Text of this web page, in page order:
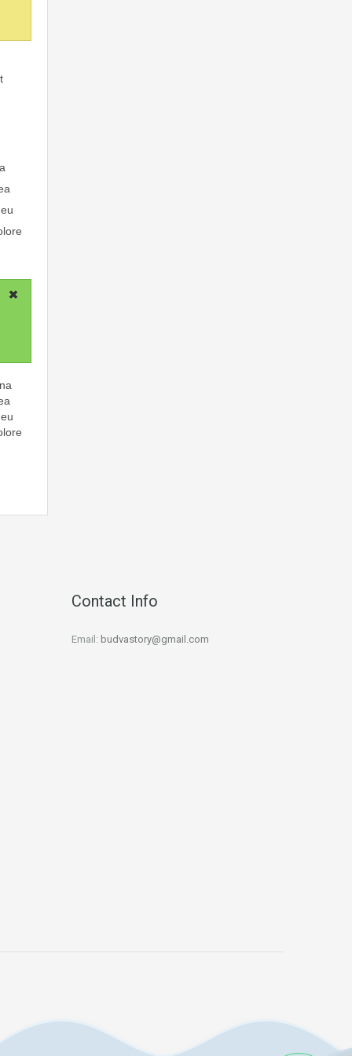
Contact Info
Email: budvastory@gmail.com